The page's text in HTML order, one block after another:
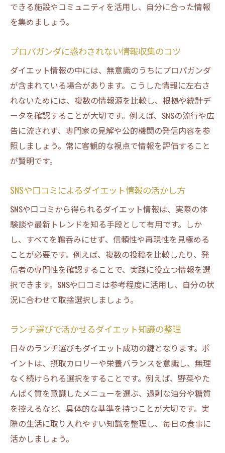
できる施設やコミュニティを活用し、自分に合った情報
を集めましょう。
プロパガンダに惑わされない情報収集のコツ
ダイエット情報の中には、無意識のうちにプロパガンダ
が含まれている場合があります。こうした情報に左右さ
れないためには、複数の情報源を比較し、根拠や統計デ
ータを確認することが大切です。例えば、SNSの流行や広
告に流されず、専門家の見解や公的機関の発信内容を参
照しましょう。常に客観的な視点で情報を評価すること
が賢明です。
SNSや口コミによるダイエット情報の活かし方
SNSや口コミから得られるダイエット情報は、実際の体
験談や最新トレンドを知る手段として有用です。しか
し、すべてを鵜呑みにせず、信頼性や再現性を見極める
ことが必要です。例えば、複数の投稿を比較したり、発
信者の専門性を確認することで、実践に役立つ情報を選
択できます。SNSや口コミは参考程度に活用し、自分の状
況に合わせて取捨選択しましょう。
ランチ選びで活かせるダイエット知識の整理
日々のランチ選びもダイエット成功の鍵となります。ポ
イントは、摂取カロリーや栄養バランスを意識し、無理
なく続けられる選択をすることです。例えば、野菜やた
んぱく質を意識したメニューを選ぶ、過剰な油分や糖質
を控えるなど、具体的な基準を持つことが大切です。実
際の生活に取り入れやすい知識を整理し、毎日の食事に
活かしましょう。